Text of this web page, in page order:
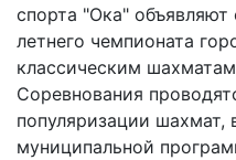
спорта "Ока"
летнего чемпионата
классическим
Соревнования
популяризации шахмат,
муниципальной